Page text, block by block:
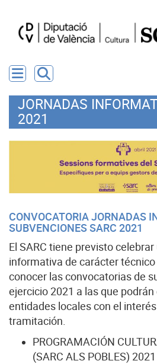
JORNADAS
2021
CONVOCATORIA JORNADAS
SUBVENCIONES SARC 2021
El SARC tiene previsto
informativa de carácter
conocer las convocatorias de
ejercicio 2021 a las que
entidades locales con el
tramitación.
PROGRAMACIÓN
(SARC ALS POBLES) 2021